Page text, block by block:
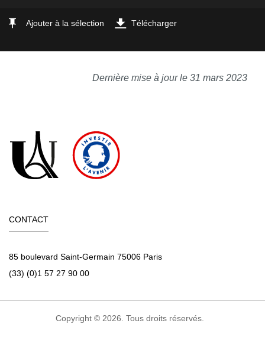
Ajouter à la sélection Télécharger
Dernière mise à jour le 31 mars 2023
CONTACT
85 boulevard Saint-Germain 75006 Paris
(33) (0)1 57 27 90 00
Copyright © 2026. Tous droits réservés.